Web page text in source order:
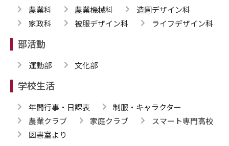
農業科 農業機械科
造園デザイン科
家政科
被服デザイン科 ライフデザイン科
部活動
運動部 文化部
学校生活
年間行事・日課表
制服・キャラクター
農業クラブ
家庭クラブ
スマート専門高校
図書室より